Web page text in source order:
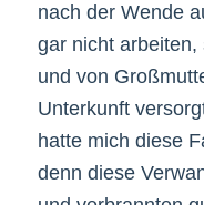
nach der Wende
gar nicht
und von
Unterkunft
hatte mich diese
denn diese